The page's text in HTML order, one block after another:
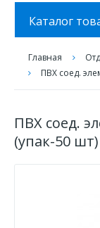
Каталог
Главная
ПВХ соед.
ПВХ соед.
(упак-50 шт)